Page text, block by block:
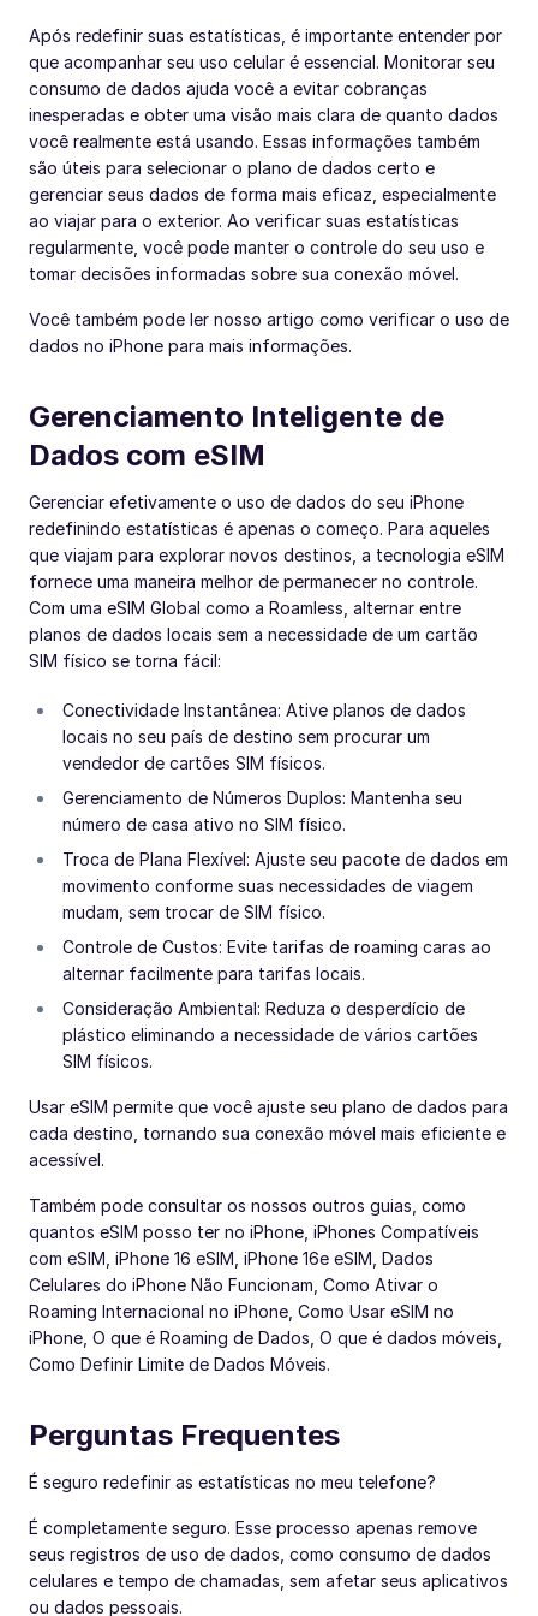
Após redefinir suas estatísticas, é importante entender por
que acompanhar seu uso celular é essencial. Monitorar seu
consumo de dados ajuda você a evitar cobranças
inesperadas e obter uma visão mais clara de quanto dados
você realmente está usando. Essas informações também
são úteis para selecionar o plano de dados certo e
gerenciar seus dados de forma mais eficaz, especialmente
ao viajar para o exterior. Ao verificar suas estatísticas
regularmente, você pode manter o controle do seu uso e
tomar decisões informadas sobre sua conexão móvel.
Você também pode ler nosso artigo como verificar o uso de
dados no iPhone para mais informações.
Gerenciamento Inteligente de
Dados com eSIM
Gerenciar efetivamente o uso de dados do seu iPhone
redefinindo estatísticas é apenas o começo. Para aqueles
que viajam para explorar novos destinos, a tecnologia eSIM
fornece uma maneira melhor de permanecer no controle.
Com uma eSIM Global como a Roamless, alternar entre
planos de dados locais sem a necessidade de um cartão
SIM físico se torna fácil:
Conectividade Instantânea: Ative planos de dados
locais no seu país de destino sem procurar um
vendedor de cartões SIM físicos.
Gerenciamento de Números Duplos: Mantenha seu
número de casa ativo no SIM físico.
Troca de Plana Flexível: Ajuste seu pacote de dados em
movimento conforme suas necessidades de viagem
mudam, sem trocar de SIM físico.
Controle de Custos: Evite tarifas de roaming caras ao
alternar facilmente para tarifas locais.
Consideração Ambiental: Reduza o desperdício de
plástico eliminando a necessidade de vários cartões
SIM físicos.
Usar eSIM permite que você ajuste seu plano de dados para
cada destino, tornando sua conexão móvel mais eficiente e
acessível.
Também pode consultar os nossos outros guias, como
quantos eSIM posso ter no iPhone, iPhones Compatíveis
com eSIM, iPhone 16 eSIM, iPhone 16e eSIM, Dados
Celulares do iPhone Não Funcionam, Como Ativar o
Roaming Internacional no iPhone, Como Usar eSIM no
iPhone, O que é Roaming de Dados, O que é dados móveis,
Como Definir Limite de Dados Móveis.
Perguntas Frequentes
É seguro redefinir as estatísticas no meu telefone?
É completamente seguro. Esse processo apenas remove
seus registros de uso de dados, como consumo de dados
celulares e tempo de chamadas, sem afetar seus aplicativos
ou dados pessoais.